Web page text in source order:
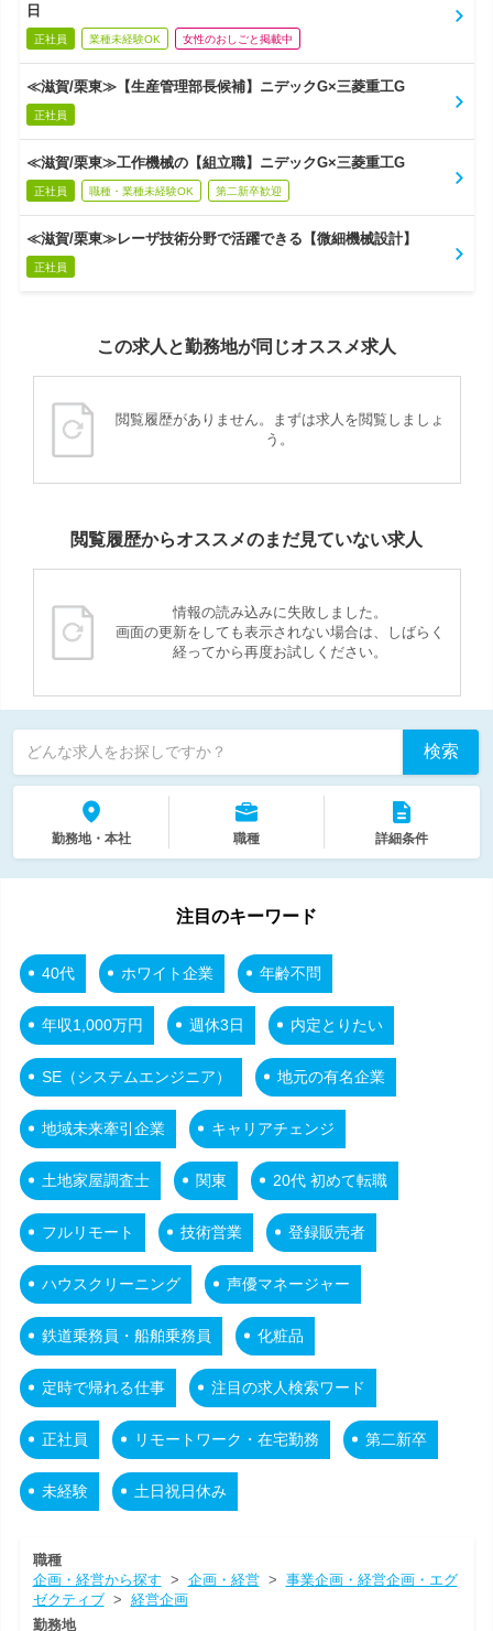
日
正社員 業種未経験OK 女性のおしごと掲載中
≪滋賀/栗東≫【生産管理部長候補】ニデックG×三菱重工G
正社員
≪滋賀/栗東≫工作機械の【組立職】ニデックG×三菱重工G
正社員 職種・業種未経験OK 第二新卒歓迎
≪滋賀/栗東≫レーザ技術分野で活躍できる【微細機械設計】
正社員
この求人と勤務地が同じオススメ求人
閲覧履歴がありません。まずは求人を閲覧しましょ
う。
閲覧履歴からオススメのまだ見ていない求人
情報の読み込みに失敗しました。
画面の更新をしても表示されない場合は、しばらく
経ってから再度お試しください。
どんな求人をお探しですか？ 検索
勤務地・本社 職種 詳細条件
注目のキーワード
40代 ホワイト企業 年齢不問
年収1,000万円 週休3日 内定とりたい
SE（システムエンジニア） 地元の有名企業
地域未来牽引企業 キャリアチェンジ
土地家屋調査士 関東 20代 初めて転職
フルリモート 技術営業 登録販売者
ハウスクリーニング 声優マネージャー
鉄道乗務員・船舶乗務員 化粧品
定時で帰れる仕事 注目の求人検索ワード
正社員 リモートワーク・在宅勤務 第二新卒
未経験 土日祝日休み
職種
企画・経営から探す > 企画・経営> 事業企画・経営企画・エグ
ゼクティブ> 経営企画
勤務地